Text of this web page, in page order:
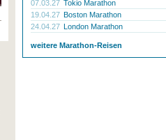
07.03.27 Tokio Marathon
19.04.27 Boston Marathon
24.04.27 London Marathon
weitere Marathon-Reisen